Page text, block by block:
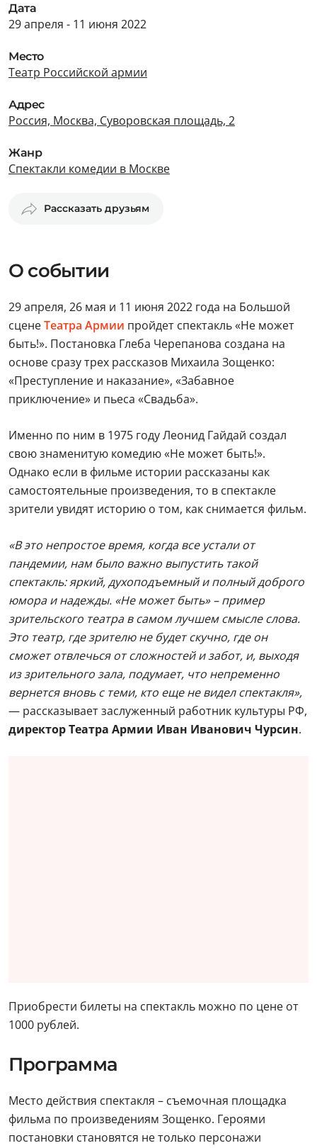
Дата
29 апреля - 11 июня 2022
Место
Театр Российской армии
Адрес
Россия, Москва, Суворовская площадь, 2
Жанр
Спектакли комедии в Москве
Рассказать друзьям
О событии
29 апреля, 26 мая и 11 июня 2022 года на Большой
сценеТеатра Армии пройдет спектакль «Не может
быть!». Постановка Глеба Черепанова создана на
основе сразу трех рассказов Михаила Зощенко:
«Преступление и наказание», «Забавное
приключение» и пьеса «Свадьба».
Именно по ним в 1975 году Леонид Гайдай создал
свою знаменитую комедию «Не может быть!».
Однако если в фильме истории рассказаны как
самостоятельные произведения, то в спектакле
зрители увидят историю о том, как снимается фильм.
«В это непростое время, когда все устали от
пандемии, нам было важно выпустить такой
спектакль: яркий, духоподъемный и полный доброго
юмора и надежды. «Не может быть» – пример
зрительского театра в самом лучшем смысле слова.
Это театр, где зрителю не будет скучно, где он
сможет отвлечься от сложностей и забот, и, выходя
из зрительного зала, подумает, что непременно
вернется вновь с теми, кто еще не видел спектакля»,
— рассказывает заслуженный работник культуры РФ,
директор Театра Армии Иван Иванович Чурсин.
Приобрести билеты на спектакль можно по цене от
1000 рублей.
Программа
Место действия спектакля – съемочная площадка
фильма по произведениям Зощенко. Героями
постановки становятся не только персонажи